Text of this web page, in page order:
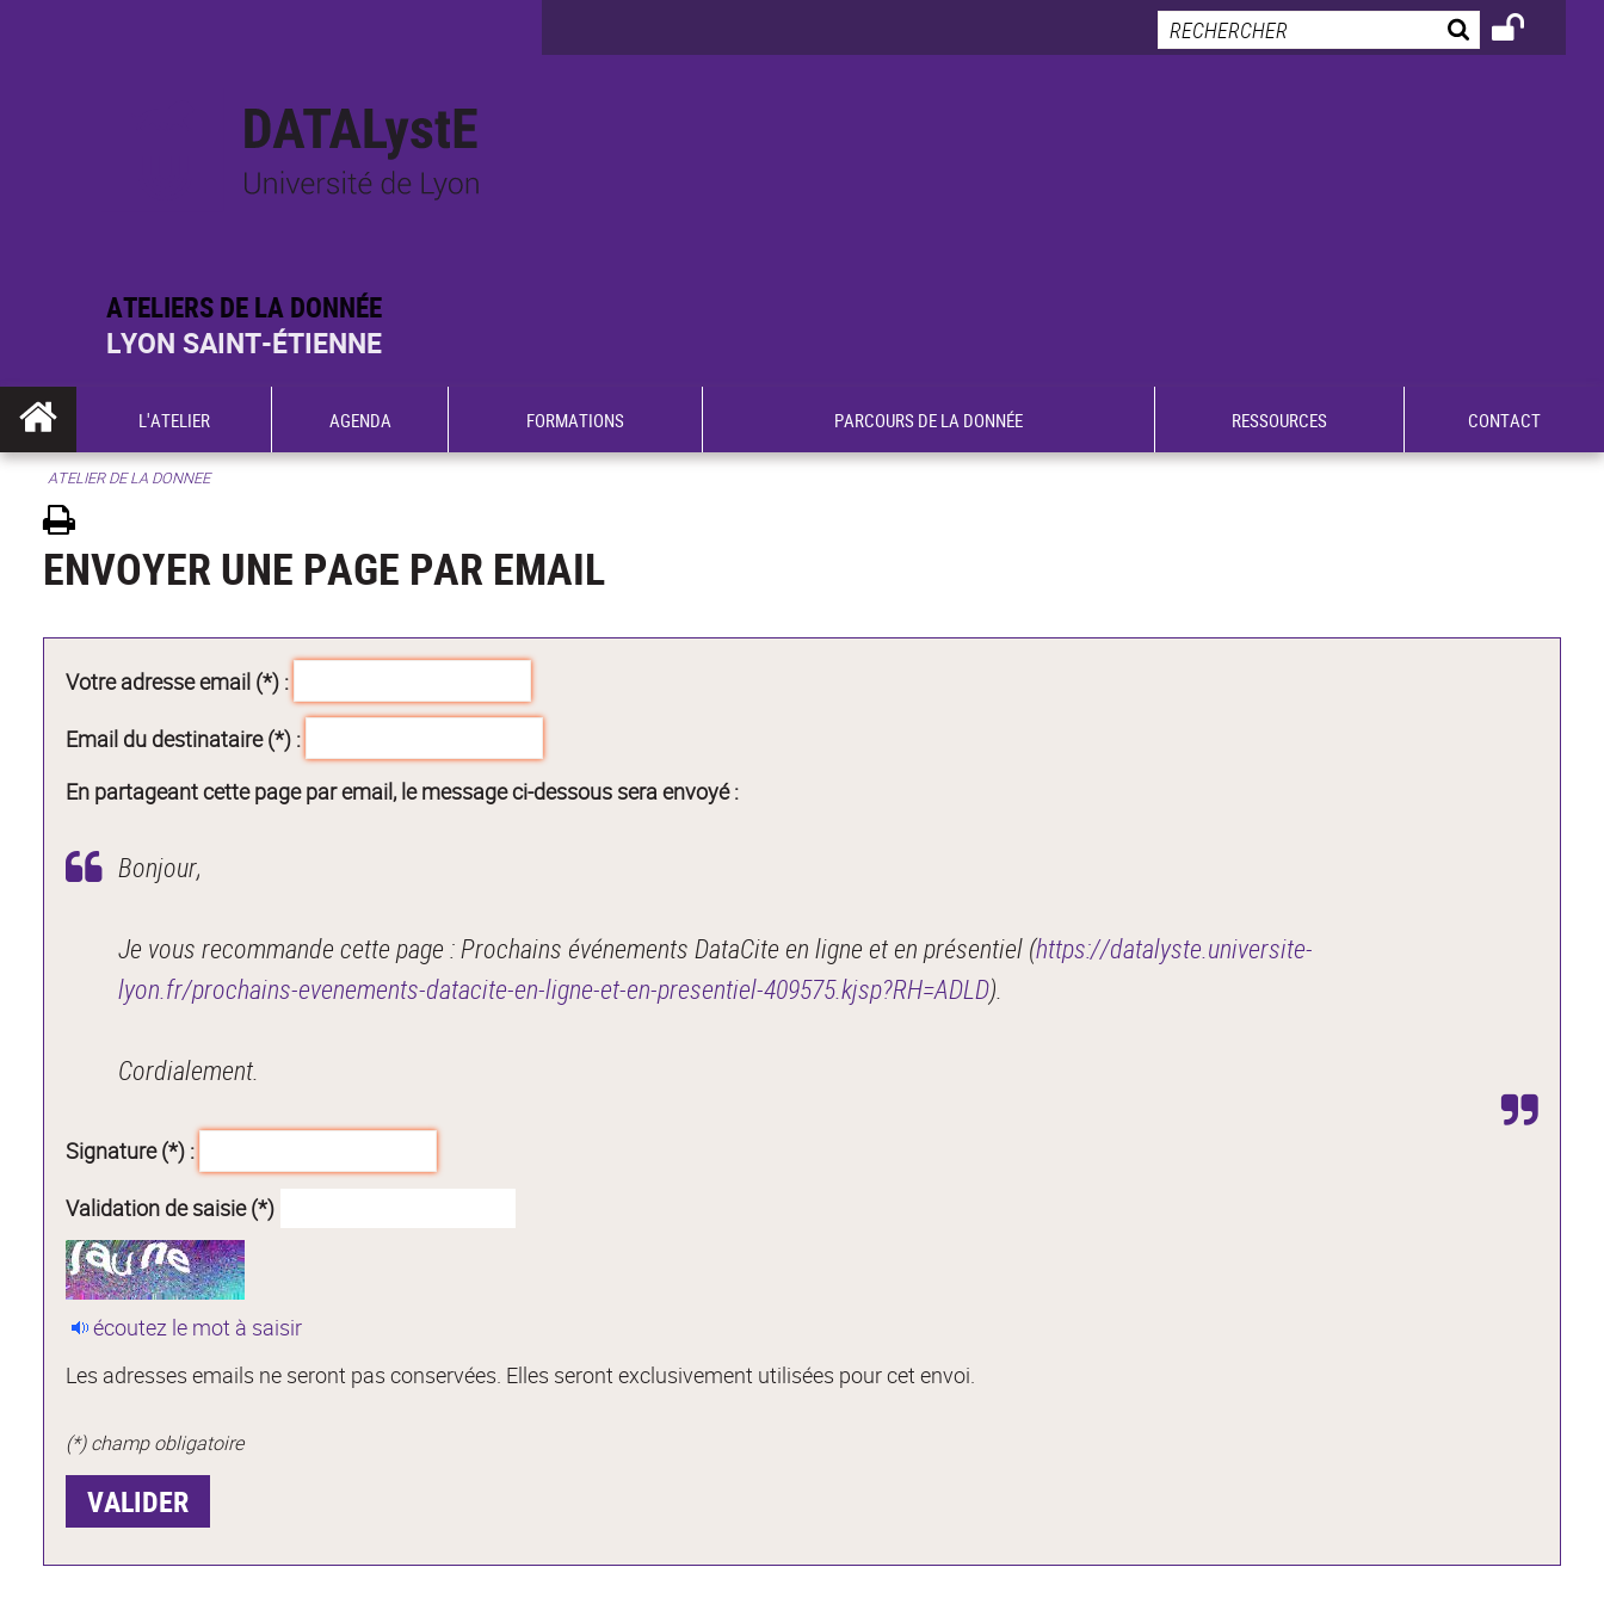
ATELIERS DE LA DONNÉE
LYON SAINT-ÉTIENNE
L'ATELIER AGENDA FORMATIONS PARCOURS DE LA DONNÉE RESSOURCES CONTACT
ATELIER DE LA DONNEE
ENVOYER UNE PAGE PAR EMAIL
Votre adresse email (*) :
Email du destinataire (*) :
En partageant cette page par email, le message ci-dessous sera envoyé :
Bonjour,
Je vous recommande cette page : Prochains événements DataCite en ligne et en présentiel (https://datalyste.universite-
lyon.fr/prochains-evenements-datacite-en-ligne-et-en-presentiel-409575.kjsp?RH=ADLD).
Cordialement.
Signature (*) :
Validation de saisie (*)
écoutez le mot à saisir
Les adresses emails ne seront pas conservées. Elles seront exclusivement utilisées pour cet envoi.
(*) champ obligatoire